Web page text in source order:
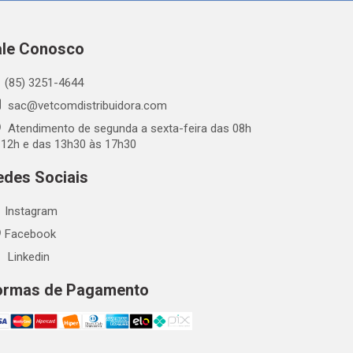
Conosco
(85) 3251-4644
sac@vetcomdistribuidora.com
Atendimento de segunda a sexta-feira das 08h
e das 13h30 às 17h30
Sociais
Instagram
Facebook
Linkedin
de Pagamento